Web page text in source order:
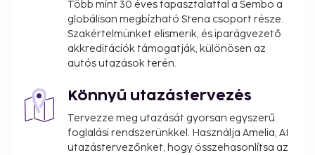
Több mint 30 éves tapasztalattal a Sembo a
globálisan megbízható Stena csoport része.
Szakértelmünket elismerik, és iparágvezető
akkreditációk támogatják, különösen az
autós utazások terén.
Könnyű utazástervezés
Tervezze meg utazását gyorsan egyszerű
foglalási rendszerünkkel. Használja Amelia, AI
utazástervezőnket, hogy összehasonlítsa az